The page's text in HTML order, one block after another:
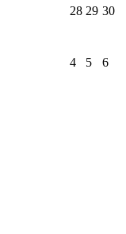
28 29 30
4 5 6